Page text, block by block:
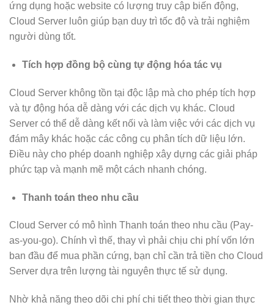
ứng dụng hoặc website có lượng truy cập biến động,
Cloud Server luôn giúp bạn duy trì tốc độ và trải nghiệm
người dùng tốt.
Tích hợp đồng bộ cùng tự động hóa tác vụ
Cloud Server không tồn tại độc lập mà cho phép tích hợp
và tự động hóa dễ dàng với các dịch vụ khác. Cloud
Server có thể dễ dàng kết nối và làm việc với các dịch vụ
đám mây khác hoặc các công cụ phân tích dữ liệu lớn.
Điều này cho phép doanh nghiệp xây dựng các giải pháp
phức tạp và mạnh mẽ một cách nhanh chóng.
Thanh toán theo nhu cầu
Cloud Server có mô hình Thanh toán theo nhu cầu (Pay-
as-you-go). Chính vì thế, thay vì phải chịu chi phí vốn lớn
ban đầu để mua phần cứng, bạn chỉ cần trả tiền cho Cloud
Server dựa trên lượng tài nguyên thực tế sử dụng.
Nhờ khả năng theo dõi chi phí chi tiết theo thời gian thực